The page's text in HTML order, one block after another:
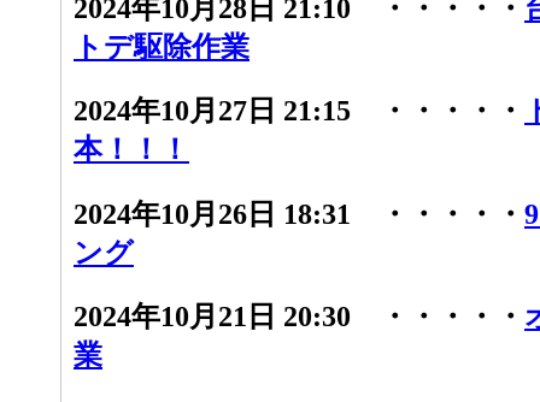
2024年10月28日 21:10 ・・・・・
トデ駆除作業
2024年10月27日 21:15 ・・・・・
本！！！
2024年10月26日 18:31 ・・・・・
ング
2024年10月21日 20:30 ・・・・・
業